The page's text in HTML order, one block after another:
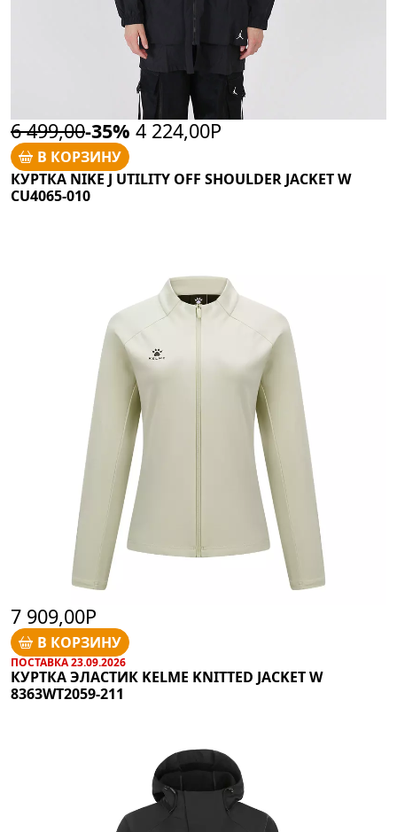
6 499,00-35% 4 224,00Р
В КОРЗИНУ
КУРТКА NIKE J UTILITY OFF SHOULDER JACKET W
CU4065-010
7 909,00Р
В КОРЗИНУ
ПОСТАВКА 23.09.2026
КУРТКА ЭЛАСТИК KELME KNITTED JACKET W
8363WT2059-211